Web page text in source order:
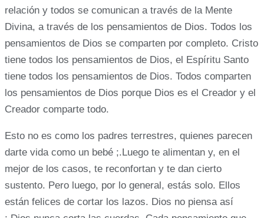
relación y todos se comunican a través de la Mente
Divina, a través de los pensamientos de Dios. Todos los
pensamientos de Dios se comparten por completo. Cristo
tiene todos los pensamientos de Dios, el Espíritu Santo
tiene todos los pensamientos de Dios. Todos comparten
los pensamientos de Dios porque Dios es el Creador y el
Creador comparte todo.
Esto no es como los padres terrestres, quienes parecen
darte vida como un bebé ;.Luego te alimentan y, en el
mejor de los casos, te reconfortan y te dan cierto
sustento. Pero luego, por lo general, estás solo. Ellos
están felices de cortar los lazos. Dios no piensa así